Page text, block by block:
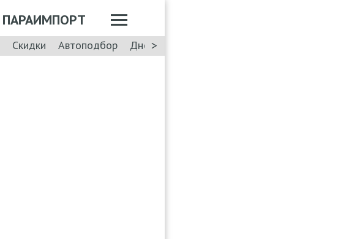
ПАРАИМПОРТ
Скидки Автоподбор Дневник: Лада Искра
>